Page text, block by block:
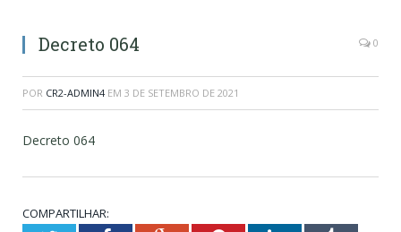
Decreto 064 0
POR CR2-ADMIN4 EM 3 DE SETEMBRO DE 2021
Decreto 064
COMPARTILHAR: